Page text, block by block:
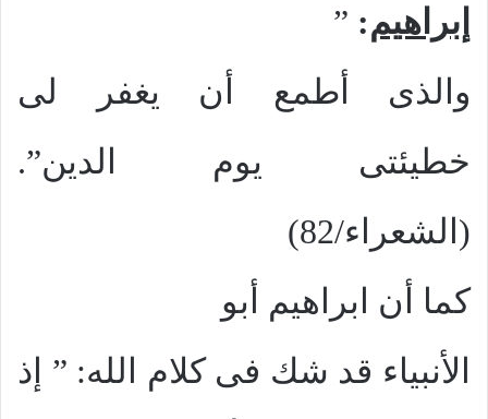
إبراهيم:
”
والذى أطمع أن يغفر لى
خطيئتى يوم الدين”.
(الشعراء/82)
كما أن ابراهيم أبو
الأنبياء قد شك فى كلام الله: ” إذ